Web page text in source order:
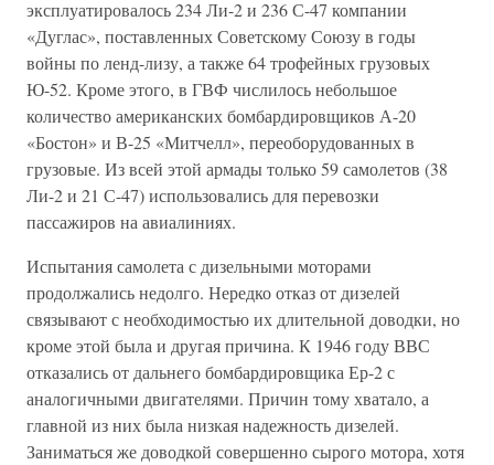
эксплуатировалось 234 Ли-2 и 236 С-47 компании
«Дуглас», поставленных Советскому Союзу в годы
войны по ленд-лизу, а также 64 трофейных грузовых
Ю-52. Кроме этого, в ГВФ числилось небольшое
количество американских бомбардировщиков А-20
«Бостон» и В-25 «Митчелл», переоборудованных в
грузовые. Из всей этой армады только 59 самолетов (38
Ли-2 и 21 С-47) использовались для перевозки
пассажиров на авиалиниях.
Испытания самолета с дизельными моторами
продолжались недолго. Нередко отказ от дизелей
связывают с необходимостью их длительной доводки, но
кроме этой была и другая причина. К 1946 году ВВС
отказались от дальнего бомбардировщика Ер-2 с
аналогичными двигателями. Причин тому хватало, а
главной из них была низкая надежность дизелей.
Заниматься же доводкой совершенно сырого мотора, хотя